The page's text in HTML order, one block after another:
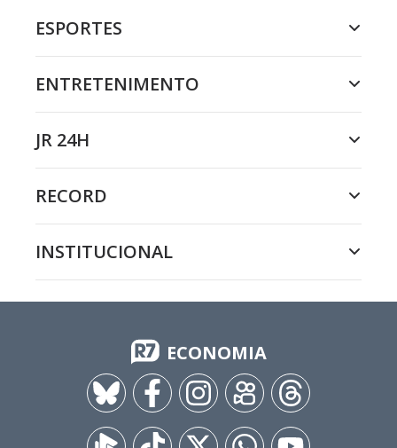
ESPORTES
ENTRETENIMENTO
JR 24H
RECORD
INSTITUCIONAL
ECONOMIA